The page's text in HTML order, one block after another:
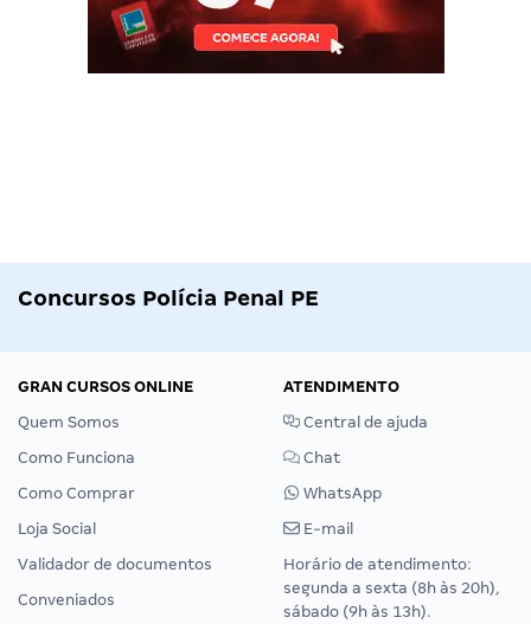
Concursos Polícia Penal PE
GRAN CURSOS ONLINE
Quem Somos
Como Funciona
Como Comprar
Loja Social
Validador de documentos
Conveniados
ATENDIMENTO
Central de ajuda
Chat
WhatsApp
E-mail
Horário de atendimento:
segunda a sexta (8h às 20h),
sábado (9h às 13h).